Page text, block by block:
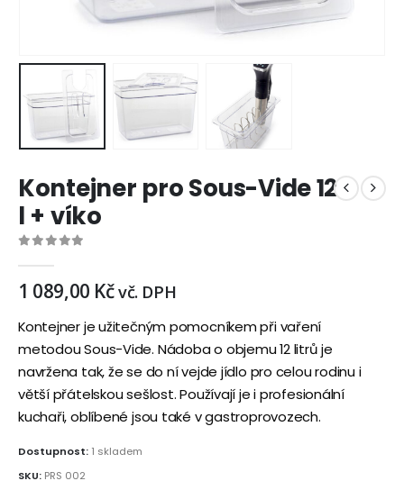
Kontejner pro Sous-Vide 12
l + víko
1 089,00 Kčvč. DPH
Kontejner je užitečným pomocníkem při vaření
metodou Sous-Vide. Nádoba o objemu 12 litrů je
navržena tak, že se do ní vejde jídlo pro celou rodinu i
větší přátelskou sešlost. Používají je i profesionální
kuchaři, oblíbené jsou také v gastroprovozech.
Dostupnost: 1 skladem
SKU: PRS 002